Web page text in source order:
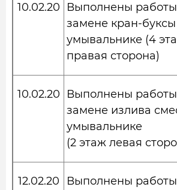
10.02.20
Выполнены
замене кран-
умывальнике (4
правая сторона)
10.02.20
Выполнены
замене излива
умывальнике
(2 этаж левая
12.02.20
Выполнены